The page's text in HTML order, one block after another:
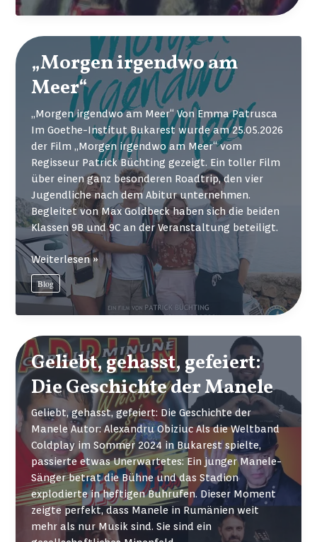
die
Welt
des
Snookers
„Morgen irgendwo am
Meer“
„Morgen irgendwo am Meer“ Von Emma Patrusca
Im Goethe-Institut Bukarest wurde am 25.05.2026
der Film „Morgen irgendwo am Meer“ vom
Regisseur Patrick Büchting gezeigt. Ein toller Film
über einen ganz besonderen Roadtrip, den vier
Jugendliche nach dem Abitur unternehmen.
Begleitet von Max Goldbeck haben sich die beiden
Klassen 9B und 9C an der Veranstaltung beteiligt.
„Morgen
irgendwo
am
Meer“
Weiterlesen »
Blog
Geliebt, gehasst, gefeiert:
Die Geschichte der Manele
Geliebt, gehasst, gefeiert: Die Geschichte der
Manele Autor: Alexandru Obiziuc Als die Weltband
Coldplay im Sommer 2024 in Bukarest spielte,
passierte etwas Unerwartetes: Ein junger Manele-
Sänger betrat die Bühne und das Stadion
explodierte in heftigen Buhrufen. Dieser Moment
zeigte perfekt, dass Manele in Rumänien weit
mehr als nur Musik sind. Sie sind ein